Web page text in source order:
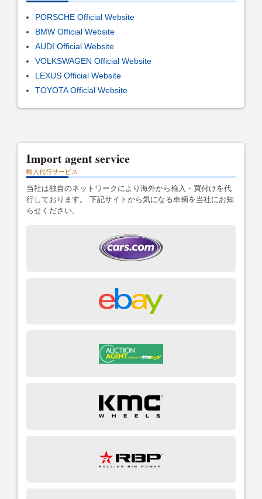
PORSCHE Official Website
BMW Official Website
AUDI Official Website
VOLKSWAGEN Official Website
LEXUS Official Website
TOYOTA Official Website
Import agent service
輸入代行サービス
当社は独自のネットワークにより海外から輸入・買付けを代
行しております。 下記サイトから気になる車輌を当社にお知
らせください。